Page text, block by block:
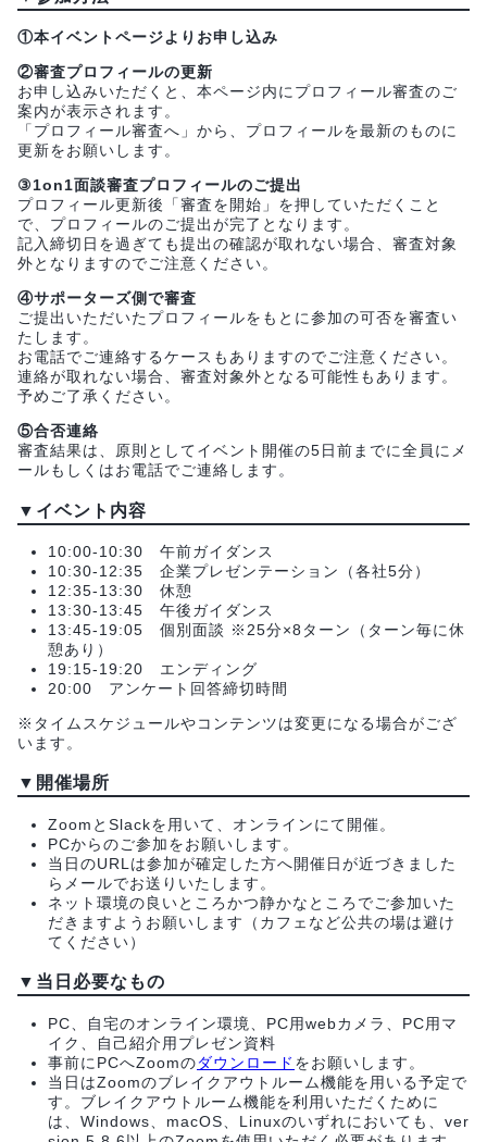
①本イベントページよりお申し込み
②審査プロフィールの更新
お申し込みいただくと、本ページ内にプロフィール審査のご
案内が表示されます。
「プロフィール審査へ」から、プロフィールを最新のものに
更新をお願いします。
③1on1面談審査プロフィールのご提出
プロフィール更新後「審査を開始」を押していただくこと
で、プロフィールのご提出が完了となります。
記入締切日を過ぎても提出の確認が取れない場合、審査対象
外となりますのでご注意ください。
④サポーターズ側で審査
ご提出いただいたプロフィールをもとに参加の可否を審査い
たします。
お電話でご連絡するケースもありますのでご注意ください。
連絡が取れない場合、審査対象外となる可能性もあります。
予めご了承ください。
⑤合否連絡
審査結果は、原則としてイベント開催の5日前までに全員にメ
ールもしくはお電話でご連絡します。
▼イベント内容
10:00-10:30 午前ガイダンス
10:30-12:35 企業プレゼンテーション（各社5分）
12:35-13:30 休憩
13:30-13:45 午後ガイダンス
13:45-19:05 個別面談 ※25分×8ターン（ターン毎に休
憩あり）
19:15-19:20 エンディング
20:00 アンケート回答締切時間
※タイムスケジュールやコンテンツは変更になる場合がござ
います。
▼開催場所
ZoomとSlackを用いて、オンラインにて開催。
PCからのご参加をお願いします。
当日のURLは参加が確定した方へ開催日が近づきました
らメールでお送りいたします。
ネット環境の良いところかつ静かなところでご参加いた
だきますようお願いします（カフェなど公共の場は避け
てください）
▼当日必要なもの
PC、自宅のオンライン環境、PC用webカメラ、PC用マ
イク、自己紹介用プレゼン資料
事前にPCへZoomのダウンロード をお願いします。
当日はZoomのブレイクアウトルーム機能を用いる予定で
す。ブレイクアウトルーム機能を利用いただくために
は、Windows、macOS、Linuxのいずれにおいても、ver